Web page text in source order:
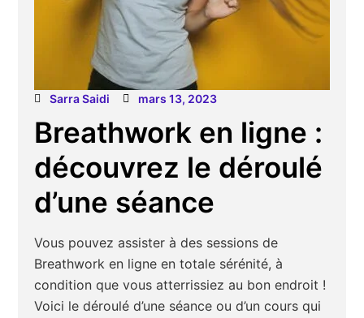
Sarra Saidi mars 13, 2023
Breathwork en ligne :
découvrez le déroulé
d’une séance
Vous pouvez assister à des sessions de
Breathwork en ligne en totale sérénité, à
condition que vous atterrissiez au bon endroit !
Voici le déroulé d’une séance ou d’un cours qui